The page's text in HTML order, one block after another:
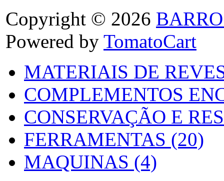
Copyright © 2026
Powered by TomatoCart
MATERIAIS DE
COMPLEMENTOS
CONSERVAÇÃO E
FERRAMENTAS (20)
MAQUINAS (4)